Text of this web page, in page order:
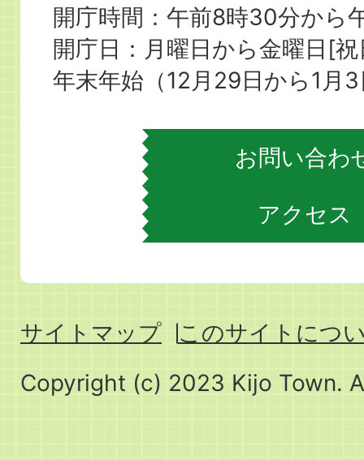
町
役
場
開庁時間：午前8時30分から
開庁日：月曜日から金曜日[
年末年始（12月29日から1月
お問い合わ
アクセス
サイトマップ
このサイトにつ
Copyright (c) 2023 Kijo Town.